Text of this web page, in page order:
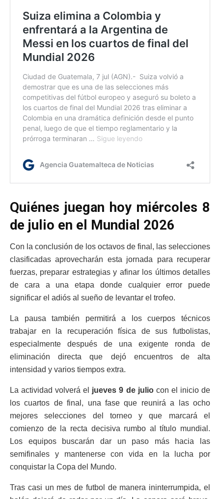
Quiénes juegan hoy miércoles 8
de julio en el Mundial 2026
Con la conclusión de los octavos de final, las selecciones
clasificadas aprovecharán esta jornada para recuperar
fuerzas, preparar estrategias y afinar los últimos detalles
de cara a una etapa donde cualquier error puede
significar el adiós al sueño de levantar el trofeo.
La pausa también permitirá a los cuerpos técnicos
trabajar en la recuperación física de sus futbolistas,
especialmente después de una exigente ronda de
eliminación directa que dejó encuentros de alta
intensidad y varios tiempos extra.
La actividad volverá el jueves 9 de juliocon el inicio de
los cuartos de final, una fase que reunirá a las ocho
mejores selecciones del torneo y que marcará el
comienzo de la recta decisiva rumbo al título mundial.
Los equipos buscarán dar un paso más hacia las
semifinales y mantenerse con vida en la lucha por
conquistar la Copa del Mundo.
Tras casi un mes de futbol de manera ininterrumpida, el